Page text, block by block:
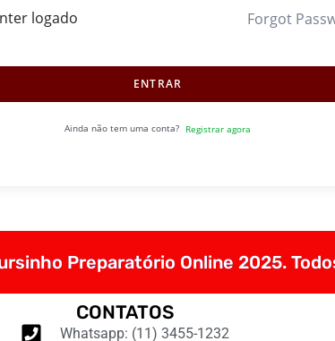
logado Forgot
ENTRAR
Ainda não tem uma conta? Registrar agora
Preparatório Online 2025.
CONTATOS
Whatsapp: (11) 3455-1232